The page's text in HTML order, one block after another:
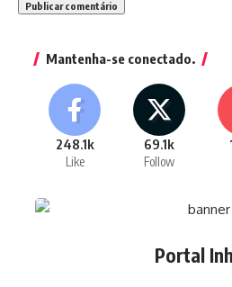
Mantenha-se conectado.
248.1k
Like
69.1k
Follow
Portal